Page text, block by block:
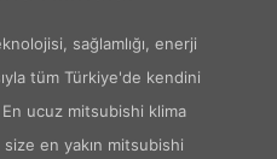
sağlamlığı, enerji
tüm Türkiye'de kendini
ucuz mitsubishi klima
size en yakın mitsubishi